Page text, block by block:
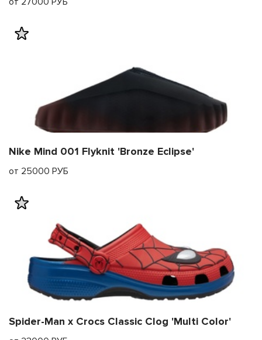
Nike Mind 001 Flyknit 'Bronze Eclipse'
от 25000 РУБ
Spider-Man x Crocs Classic Clog 'Multi Color'